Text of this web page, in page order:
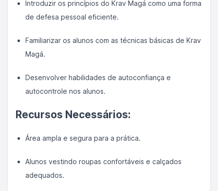
Introduzir os princípios do Krav Magá como uma forma
de defesa pessoal eficiente.
Familiarizar os alunos com as técnicas básicas de Krav
Magá.
Desenvolver habilidades de autoconfiança e
autocontrole nos alunos.
Recursos Necessários:
Área ampla e segura para a prática.
Alunos vestindo roupas confortáveis e calçados
adequados.